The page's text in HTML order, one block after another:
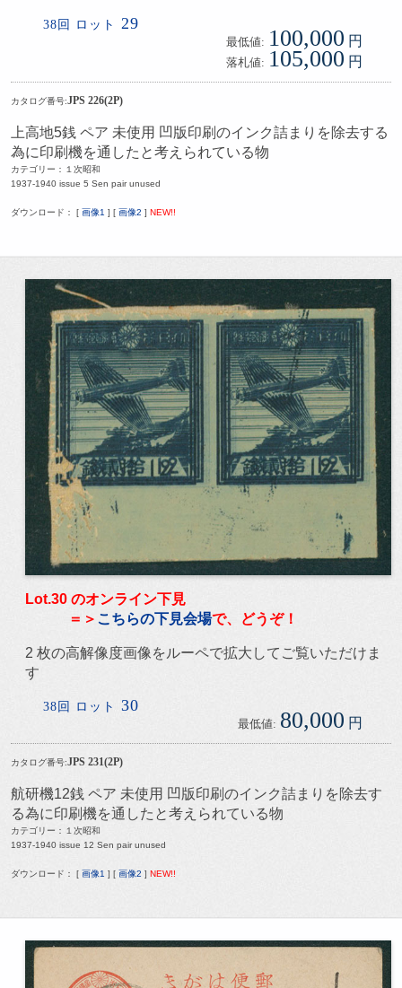
38回 ロット 29
最低値: 100,000 円
落札値: 105,000 円
カタログ番号:JPS 226(2P)
上高地5銭 ペア 未使用 凹版印刷のインク詰まりを除去する
為に印刷機を通したと考えられている物
カテゴリー：１次昭和
1937-1940 issue 5 Sen pair unused
ダウンロード： [ 画像1 ] [ 画像2 ] NEW!!
Lot.30 のオンライン下見
＝＞ こちらの下見会場で、どうぞ！
2 枚の高解像度画像をルーペで拡大してご覧いただけま
す
38回 ロット 30
最低値: 80,000 円
カタログ番号:JPS 231(2P)
航研機12銭 ペア 未使用 凹版印刷のインク詰まりを除去す
る為に印刷機を通したと考えられている物
カテゴリー：１次昭和
1937-1940 issue 12 Sen pair unused
ダウンロード： [ 画像1 ] [ 画像2 ] NEW!!